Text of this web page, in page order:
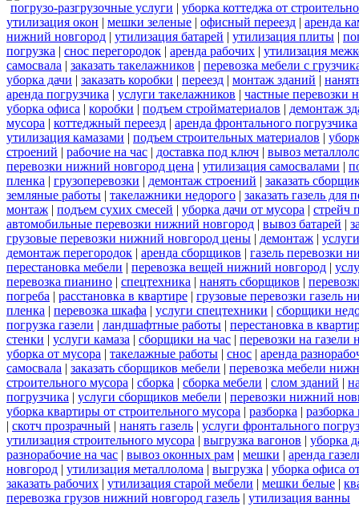
погрузо-разгрузочные услуги | уборка коттеджа от
утилизация окон | мешки зеленые | офисный переезд | аренда
нижний новгород | утилизация батарей | утилизация плиты |
погрузка | снос перегородок | аренда рабочих | утилизация
самосвала | заказать такелажников | перевозка мебели с
уборка дачи | заказать коробки | переезд | монтаж зданий |
аренда погрузчика | услуги такелажников | частные перевозки
уборка офиса | коробки | подъем стройматериалов | демонтаж
мусора | коттеджный переезд | аренда фронтального погрузчика
утилизация камазами | подъем строительных материалов |
строений | рабочие на час | доставка под ключ | вывоз
перевозки нижний новгород цена | утилизация самосвалами |
пленка | грузоперевозки | демонтаж строений | заказать
земляные работы | такелажники недорого | заказать газель
монтаж | подъем сухих смесей | уборка дачи от мусора | стрейч
автомобильные перевозки нижний новгород | вывоз батарей |
грузовые перевозки нижний новгород цены | демонтаж |
демонтаж перегородок | аренда сборщиков | газель перевозки
перестановка мебели | перевозка вещей нижний новгород |
перевозка пианино | спецтехника | нанять сборщиков |
погреба | расстановка в квартире | грузовые перевозки газель
пленка | перевозка шкафа | услуги спецтехники | сборщики
погрузка газели | ландшафтные работы | перестановка в
стенки | услуги камаза | сборщики на час | перевозки на
уборка от мусора | такелажные работы | снос | аренда
самосвала | заказать сборщиков мебели | перевозка мебели
строительного мусора | сборка | сборка мебели | слом зданий |
погрузчика | услуги сборщиков мебели | перевозки нижний
уборка квартиры от строительного мусора | разборка |
| скотч прозрачный | нанять газель | услуги фронтального
утилизация строительного мусора | выгрузка вагонов | уборка
разнорабочие на час | вывоз оконных рам | мешки | аренда
новгород | утилизация металлолома | выгрузка | уборка офиса
заказать рабочих | утилизация старой мебели | мешки белые |
перевозка грузов нижний новгород газель | утилизация ванны